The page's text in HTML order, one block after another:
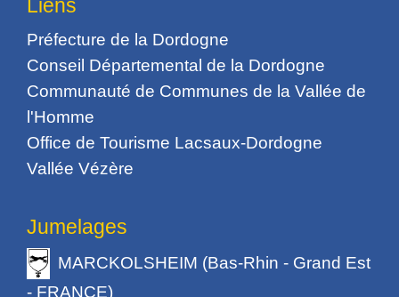
Liens
Préfecture de la Dordogne
Conseil Départemental de la Dordogne
Communauté de Communes de la Vallée de
l'Homme
Office de Tourisme Lacsaux-Dordogne
Vallée Vézère
Jumelages
MARCKOLSHEIM (Bas-Rhin - Grand Est
- FRANCE)